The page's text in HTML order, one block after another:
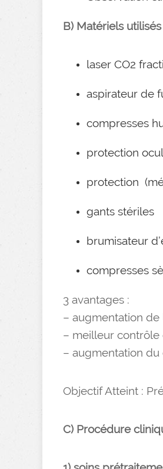
B) Matériels utilisés
laser CO2
aspirateur de
compresses
protection
protection
gants stériles
brumisateur
compresses
3 avantages :
– augmentation de
– meilleur contrôle
– augmentation
Objectif Atteint :
C) Procédure